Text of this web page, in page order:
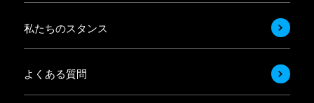
私たちのスタンス
よくある質問